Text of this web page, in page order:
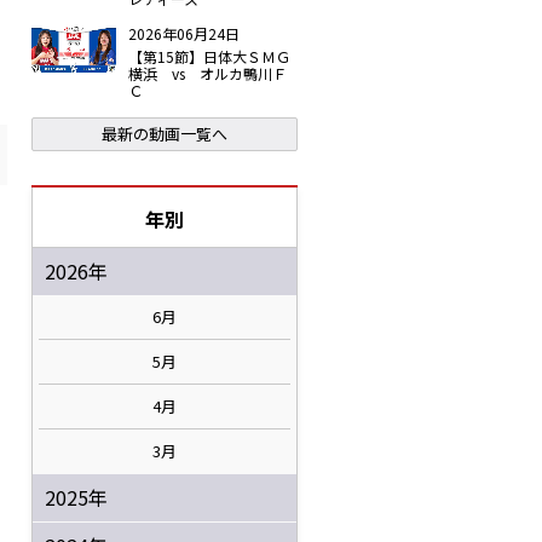
2026年06月24日
【第15節】日体大ＳＭＧ
横浜 vs オルカ鴨川Ｆ
Ｃ
最新の動画一覧へ
年別
2026年
6月
5月
4月
3月
2025年